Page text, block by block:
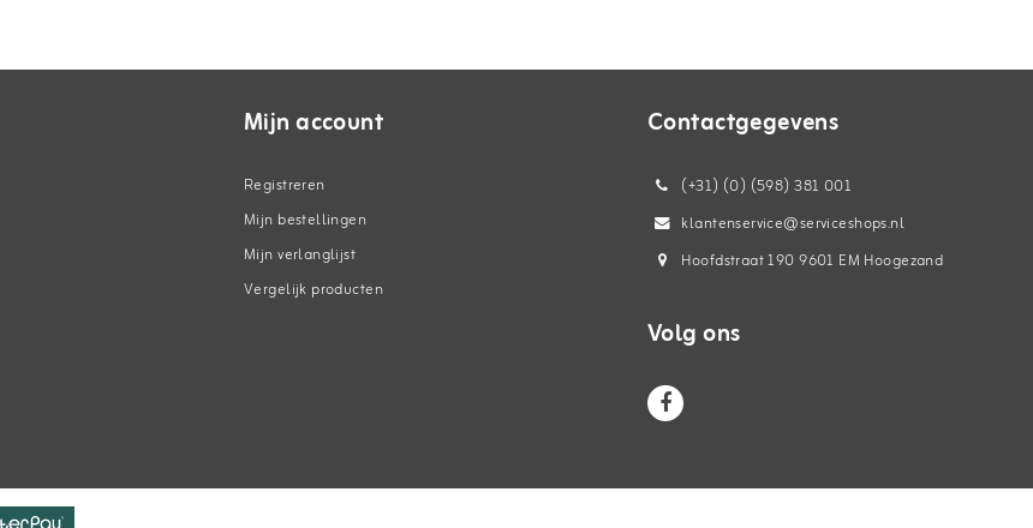
Mijn account
Registreren
Mijn bestellingen
Mijn verlanglijst
Vergelijk producten
Contactgegevens
(+31) (0) (598) 381 001
klantenservice@serviceshops.nl
Hoofdstraat 190 9601 EM Hoogezand
Volg ons